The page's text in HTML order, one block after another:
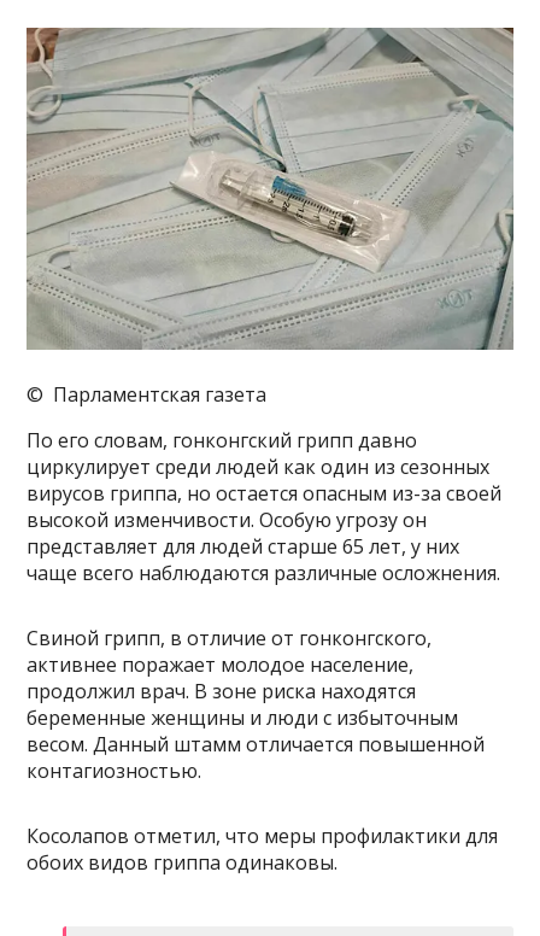
© Парламентская газета
По его словам, гонконгский грипп давно
циркулирует среди людей как один из сезонных
вирусов гриппа, но остается опасным из-за своей
высокой изменчивости. Особую угрозу он
представляет для людей старше 65 лет, у них
чаще всего наблюдаются различные осложнения.
Свиной грипп, в отличие от гонконгского,
активнее поражает молодое население,
продолжил врач. В зоне риска находятся
беременные женщины и люди с избыточным
весом. Данный штамм отличается повышенной
контагиозностью.
Косолапов отметил, что меры профилактики для
обоих видов гриппа одинаковы.